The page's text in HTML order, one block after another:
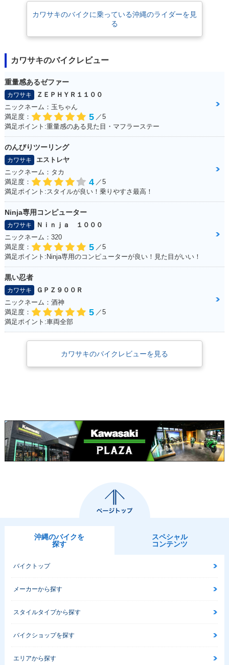
カワサキのバイクに乗っている沖縄のライダーを見
る
カワサキのバイクレビュー
重量感あるゼファー
カワサキ
ＺＥＰＨＹＲ１１００
ニックネーム：玉ちゃん
満足度：
5 ／5
満足ポイント:重量感のある見た目・マフラーステー
のんびりツーリング
カワサキ
エストレヤ
ニックネーム：タカ
満足度：
4 ／5
満足ポイント:スタイルが良い！乗りやすさ最高！
Ninja専用コンピューター
カワサキ
Ｎｉｎｊａ １０００
ニックネーム：320
満足度：
5 ／5
満足ポイント:Ninja専用のコンピューターが良い！見た目がいい！
黒い忍者
カワサキ
ＧＰＺ９００Ｒ
ニックネーム：酒神
満足度：
5 ／5
満足ポイント:車両全部
カワサキのバイクレビューを見る
沖縄のバイクを
探す
スペシャル
コンテンツ
バイクトップ
メーカーから探す
スタイルタイプから探す
バイクショップを探す
エリアから探す